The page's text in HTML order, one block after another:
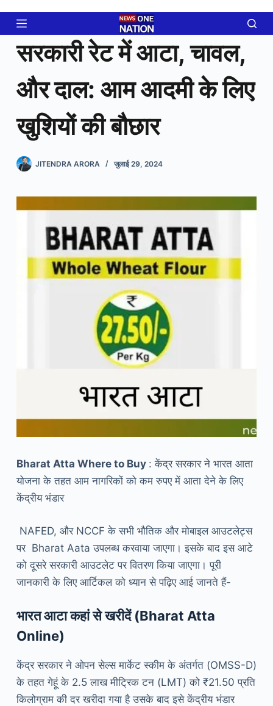
content
सरकारी रेट में आटा, चावल,
और दाल: आम आदमी के लिए
खुशियों की बौछार
JITENDRA ARORA जुलाई 29, 2024
Bharat Atta Where to Buy : केंद्र सरकार ने भारत आता
योजना के तहत आम नागरिकों को कम रुपए में आता देने के लिए
केंद्रीय भंडार
NAFED, और NCCF के सभी भौतिक और मोबाइल आउटलेट्स
पर Bharat Aata उपलब्ध करवाया जाएगा। इसके बाद इस आटे
को दूसरे सरकारी आउटलेट पर वितरण किया जाएगा। पूरी
जानकारी के लिए आर्टिकल को ध्यान से पढ़िए आई जानते हैं-
भारत आटा कहां से खरीदें (Bharat Atta
Online)
केंद्र सरकार ने ओपन सेल्स मार्केट स्कीम के अंतर्गत (OMSS-D)
के तहत गेहूं के 2.5 लाख मीट्रिक टन (LMT) को ₹21.50 प्रति
किलोग्राम की दर खरीदा गया है उसके बाद इसे केंद्रीय भंडार